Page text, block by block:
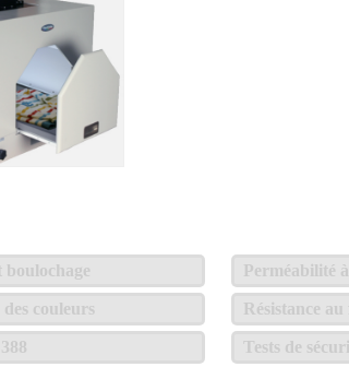
boulochage Perméabilité
des couleurs Résistance au
Tests de